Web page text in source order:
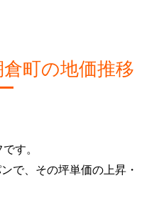
町の地価推移
す。
で、その坪単価の上昇・